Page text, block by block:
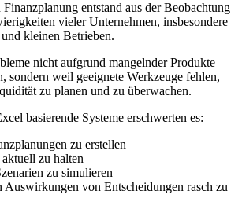
entstand aus der Beobachtung
vieler Unternehmen, insbesondere
kleinen Betrieben.
nicht aufgrund mangelnder Produkte
sondern weil geeignete Werkzeuge fehlen,
zu planen und zu überwachen.
basierende Systeme erschwerten es:
zu erstellen
zu halten
zu simulieren
Auswirkungen von Entscheidungen rasch zu